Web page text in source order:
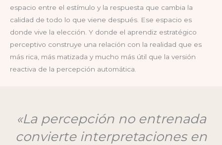
espacio entre el estímulo y la respuesta que cambia la
calidad de todo lo que viene después. Ese espacio es
donde vive la elección. Y donde el aprendiz estratégico
perceptivo construye una relación con la realidad que es
más rica, más matizada y mucho más útil que la versión
reactiva de la percepción automática.
«La percepción no entrenada
convierte interpretaciones en